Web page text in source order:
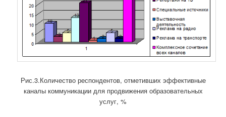
Рис.3.Количество респондентов, отметивших эффективные
каналы коммуникации для продвижения образовательных
услуг, %